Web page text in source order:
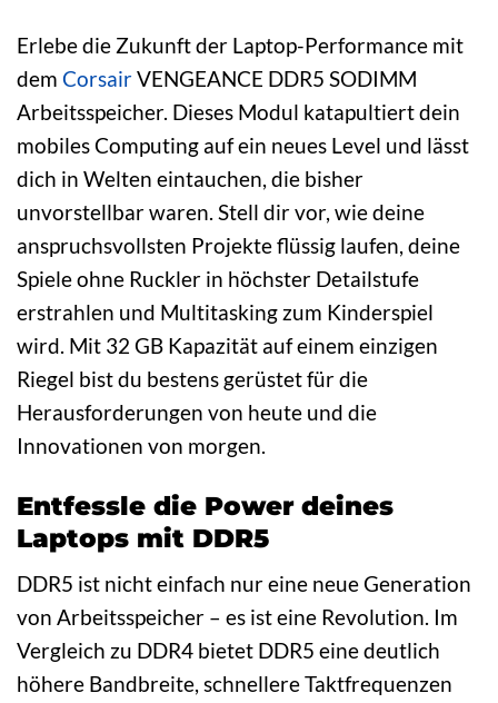
Erlebe die Zukunft der Laptop-Performance mit
dem CorsairVENGEANCE DDR5 SODIMM
Arbeitsspeicher. Dieses Modul katapultiert dein
mobiles Computing auf ein neues Level und lässt
dich in Welten eintauchen, die bisher
unvorstellbar waren. Stell dir vor, wie deine
anspruchsvollsten Projekte flüssig laufen, deine
Spiele ohne Ruckler in höchster Detailstufe
erstrahlen und Multitasking zum Kinderspiel
wird. Mit 32 GB Kapazität auf einem einzigen
Riegel bist du bestens gerüstet für die
Herausforderungen von heute und die
Innovationen von morgen.
Entfessle die Power deines
Laptops mit DDR5
DDR5 ist nicht einfach nur eine neue Generation
von Arbeitsspeicher – es ist eine Revolution. Im
Vergleich zu DDR4 bietet DDR5 eine deutlich
höhere Bandbreite, schnellere Taktfrequenzen